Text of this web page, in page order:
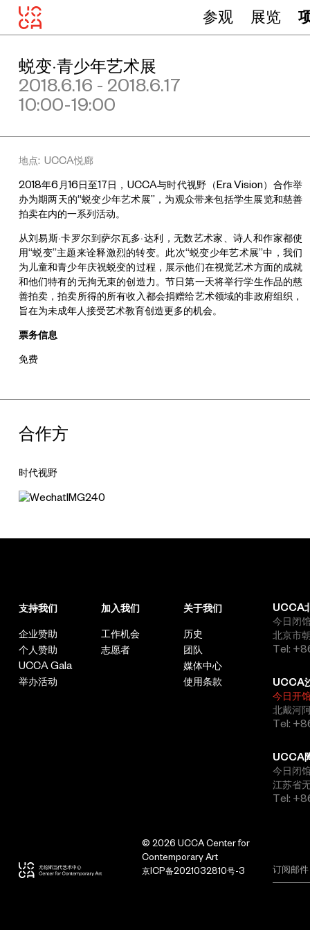
参观 展览
蜕变·青少年艺术展
2018.6.16 - 2018.6.17
10:00-19:00
地点: UCCA悦廊
2018年6月16日至17日，UCCA与时代视野（Era Vision）合作举
办为期两天的“蜕变少年艺术展”，为观众带来包括学生展览和慈善
拍卖在内的一系列活动。
从刘易斯·卡罗尔到萨尔瓦多·达利，无数艺术家、诗人和作家都使
用“蜕变”主题来诠释激烈的转变。此次“蜕变少年艺术展”中，我们
为儿童和青少年庆祝蜕变的过程，展示他们在视觉艺术方面的成就
和他们特有的无拘无束的创造力。节日第一天将举行学生作品的慈
善拍卖，拍卖所得的所有收入都会捐赠给艺术领域的非政府组织，
旨在为未成年人接受艺术教育创造更多的机会。
票务信息
免费
合作方
时代视野
支持我们
企业赞助
个人赞助
UCCA Gala
举办活动
加入我们
工作机会
志愿者
关于我们
历史
团队
媒体中心
使用条款
UCCA
今日闭
北京市
Tel:
UCCA
今日开
北戴河
Tel:
UCCA
今日闭
江苏省
Tel:
© 2026 UCCA Center for
Contemporary Art
京ICP备2021032810号-3